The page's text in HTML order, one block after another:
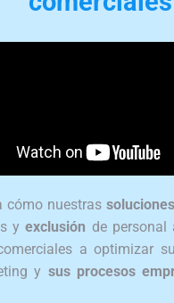
cómo nuestras
yexclusión de personal
a optimizar
y sus procesos